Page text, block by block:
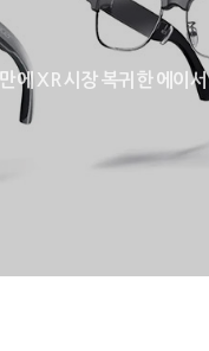
에 XR 시장 복귀한 에이서